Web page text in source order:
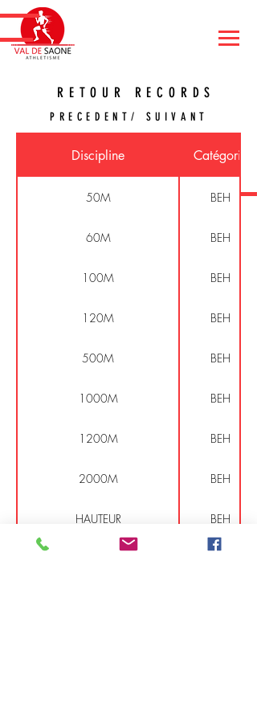
RETOUR RECORDS
PRECEDENT/ SUIVANT
Discipline Catégorie
50M BEH
60M BEH
100M BEH
120M BEH
500M BEH
1000M BEH
1200M BEH
2000M BEH
HAUTEUR BEH